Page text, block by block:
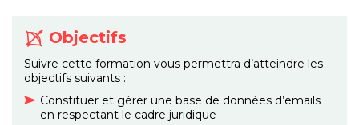
Objectifs
Suivre cette formation vous permettra d’atteindre les
objectifs suivants :
Constituer et gérer une base de données d’emails
en respectant le cadre juridique